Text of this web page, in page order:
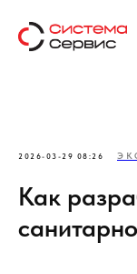
2026-03-29 08:26
Как